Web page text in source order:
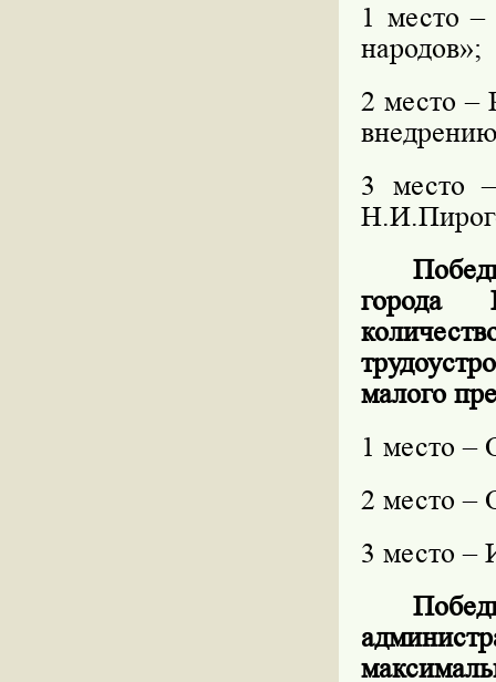
1 место
народов»;
2 место –
3 место
города
малого
1 место –
2 место –
3 место –